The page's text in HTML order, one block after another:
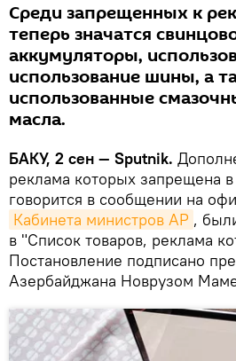
Среди запрещенных к
теперь значатся
аккумуляторы,
использование шины, а
использованные
масла.
БАКУ, 2 сен — Sputnik.
реклама которых запрещена
говорится в сообщении на
Кабинета министров АР ,
в "Список товаров, реклама
Постановление подписано
Азербайджана Новрузом